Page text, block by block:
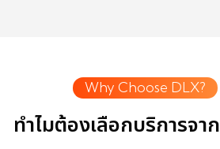
Why Choose DLX?
ทำไมต้องเลือกบริการจาก